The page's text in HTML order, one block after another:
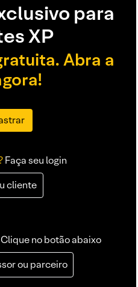
para
XP
Abra a
Faça seu login
cliente
no botão abaixo
ou parceiro